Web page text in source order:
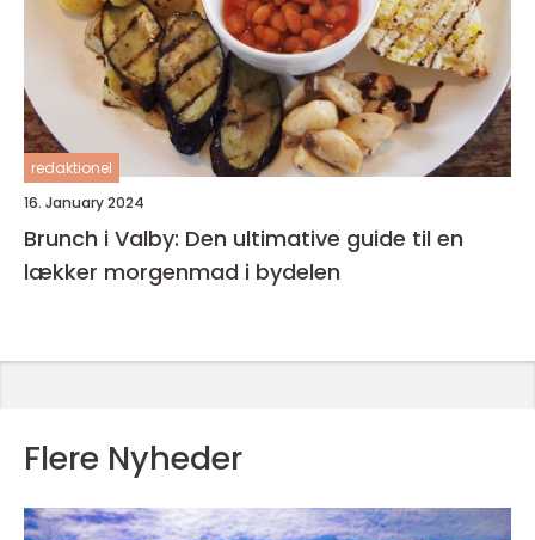
redaktionel
16. January 2024
Brunch i Valby: Den ultimative guide til en
lækker morgenmad i bydelen
Flere Nyheder